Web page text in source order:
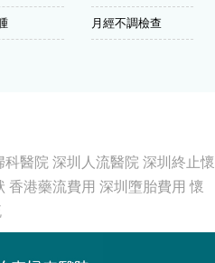
月經不調檢查
科醫院深圳人流醫院深圳終止懷
香港藥流費用 深圳墮胎費用 懷